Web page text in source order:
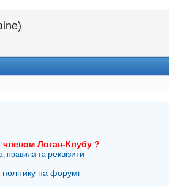
членом Логан-Клубу ?
правила та реквізити
на форумі